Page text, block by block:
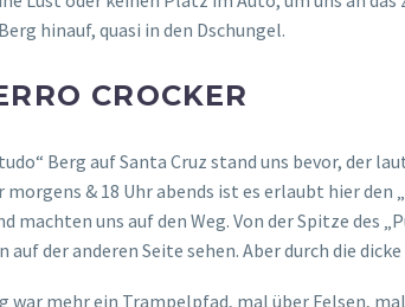
hinauf, quasi in den Dschungel.
CROCKER
Berg auf Santa Cruz stand uns bevor,
& 18 Uhr abends ist es erlaubt hier den „
machten uns auf den Weg. Von der Spitze
auf der anderen Seite sehen. Aber durch die
war mehr ein Trampelpfad, mal über Felsen,